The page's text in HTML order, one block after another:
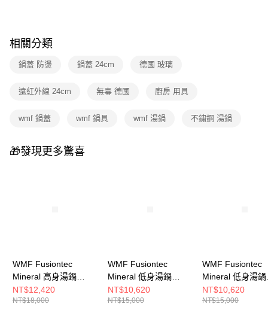
宅配
免運費
相關分類
鍋蓋 防燙 鍋蓋 24cm 德國 玻璃
遠紅外線 24cm 無毒 德國 廚房 用具
wmf 鍋蓋 wmf 鍋具 wmf 湯鍋 不鏽鋼 湯鍋
🎁發現更多驚喜
WMF Fusiontec
Mineral 高身湯鍋
24cm 6.4L (鉑金色)
NT$12,420
NT$18,000
WMF Fusiontec
Mineral 低身湯鍋
24cm 4.4L (鉑金色)
NT$10,620
NT$15,000
WMF Fusiontec
Mineral 低身湯鍋
24cm 4.4L (銅金
NT$10,620
NT$15,000